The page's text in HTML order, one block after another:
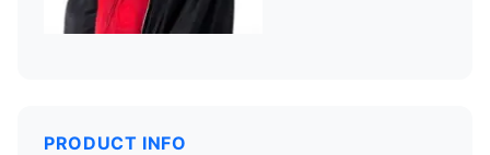
PRODUCT INFO